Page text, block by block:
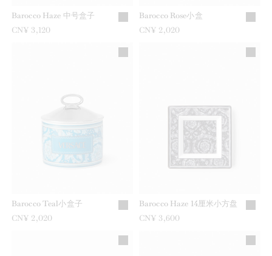
Barocco Haze 中号盒子
CN¥ 3,120
Barocco Rose小盒
CN¥ 2,020
Barocco Teal小盒子
CN¥ 2,020
Barocco Haze 14厘米小方盘
CN¥ 3,600